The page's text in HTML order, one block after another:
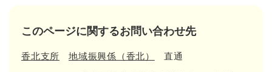
このページに関するお問い合わせ先
香北支所 地域振興係（香北） 直通